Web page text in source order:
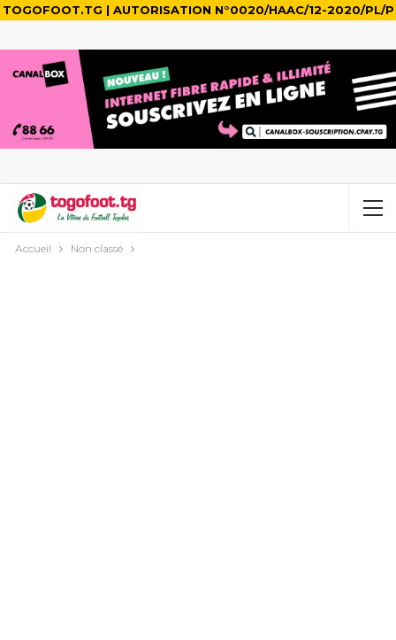
TOGOFOOT.TG | AUTORISATION N°0020/HAAC/12-2020/PL/P
Accueil Non classé